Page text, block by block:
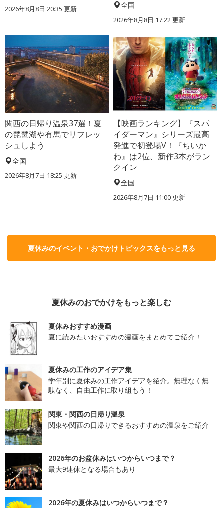
2026年8月8日 20:35 更新 全国
2026年8月8日 17:22更新
関西の日帰り温泉37選！夏
の琵琶湖や有馬でリフレッ
シュしよう
全国
2026年8月7日 18:25 更新
【映画ランキング】『スパ
イダーマン』シリーズ最高
発進で初登場V！『ちいか
わ』は2位、新作3本がラン
クイン
全国
2026年8月7日 11:00更新
夏休みのイベント・おでかけトピックスをもっと見る
夏休みのおでかけをもっと楽しむ
夏休みおすすめ漫画
夏に読みたいおすすめの漫画をまとめてご紹介！
夏休みの工作のアイデア集
学年別に夏休みの工作アイデアを紹介。無理なく無
駄なく、自由工作に取り組もう！
関東・関西の日帰り温泉
関東や関西の日帰りできるおすすめの温泉をご紹介
2026年のお盆休みはいつからいつまで？
最大9連休となる場合もあり
2026年の夏休みはいつからいつまで？